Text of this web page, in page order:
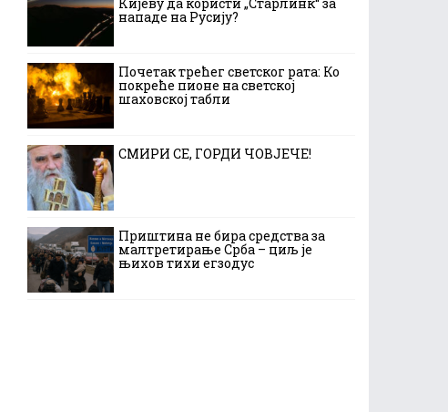
нападе на Русију?
Почетак трећег светског рата: Ко
покреће пионе на светској
шаховској табли
СМИРИ СЕ, ГОРДИ ЧОВЈЕЧЕ!
Приштина не бира средства за
малтретирање Срба – циљ је
њихов тихи егзодус